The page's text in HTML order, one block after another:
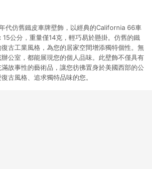
代仿舊鐵皮車牌壁飾，以經典的California 66車
15公分，重量僅14克，輕巧易於懸掛。仿舊的鐵
古工業風格，為您的居家空間增添獨特個性。無
公室，都能展現您的個人品味。此壁飾不僅具有
故事性的藝術品，讓您彷彿置身於美國西部的公
古風格、追求獨特品味的您。